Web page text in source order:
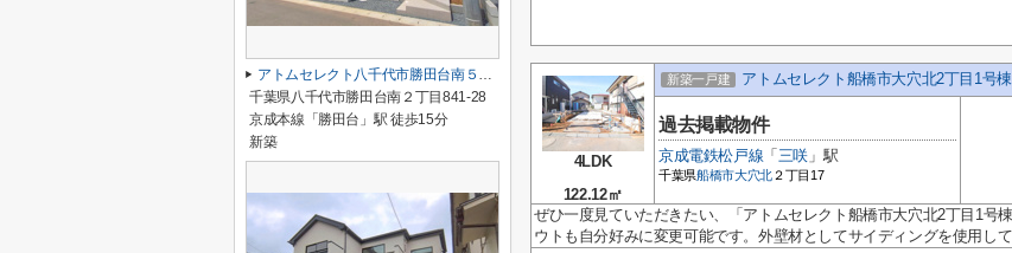
4LDK
122.12㎡
新築一戸建 アトムセレクト船橋市大穴北2丁目1号棟
過去掲載物件
京成電鉄松戸線 「 三咲 」駅
千葉県船橋市大穴北２丁目17
ぜひ一度見ていただきたい、「アトムセレクト船橋市大穴北2丁目1号
ウトも自分好みに変更可能です。外壁材としてサイディングを使用し
アトムセレクト八千代市勝田台南５期２号棟
千葉県八千代市勝田台南２丁目841-28
京成本線「勝田台」駅 徒歩15分
新築